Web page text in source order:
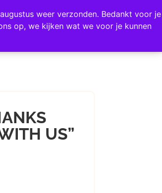
weer verzonden. Bedankt voor je
op, we kijken wat we voor je kunnen
US”